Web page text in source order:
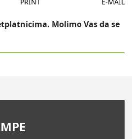
PRINT E-MAIL
Molimo Vas da se